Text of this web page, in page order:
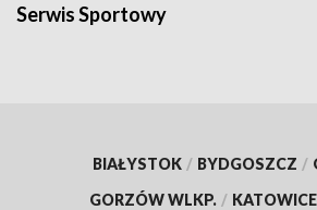
Serwis Sportowy
BIAŁYSTOK / BYDGOSZCZ /
GORZÓW WLKP. / KATOWICE